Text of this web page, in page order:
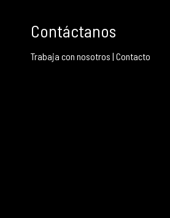
Contáctanos
Trabaja con nosotros | Contacto